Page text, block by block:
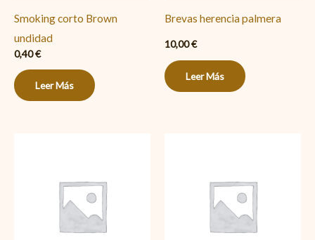
Smoking corto Brown
undidad
0,40€
Leer Más
Brevas herencia palmera
10,00€
Leer Más
cantidad